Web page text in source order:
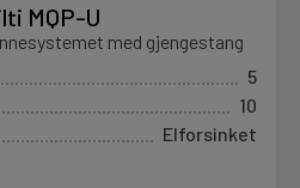
MQP-U
med gjengestang
5
10
Elforsinket